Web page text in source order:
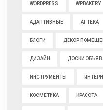
WORDPRESS WPBAKERY
АДАПТИВНЫЕ АПТЕКА
БЛОГИ ДЕКОР
ДИЗАЙН ДОСКИ
ИНСТРУМЕНТЫ
КОСМЕТИКА КРАСОТА